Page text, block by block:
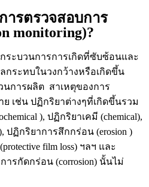
ารตรวจสอบการ
monitoring)?
กระบวนการการเกิดที่ซับซ้อนและ
กระทบในวงกว้างหรือเกิดขึ้น
นการผลิต สาเหตุของการ
ย เช่น ปฏิกริยาต่างๆที่เกิดขึ้นรวม
), ปฏิกริยาเคมี (chemical),
ปฏิกริยาการสึกกร่อน (erosion )
film loss) ฯลฯ และ
รกัดกร่อน (corrosion) นั้นไม่